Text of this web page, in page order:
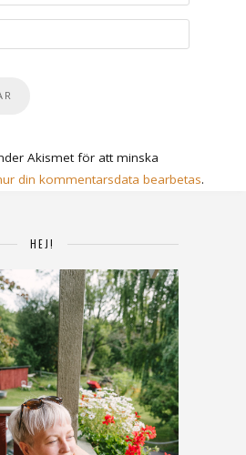
Akismet för att minska
din kommentarsdata bearbetas.
HEJ!